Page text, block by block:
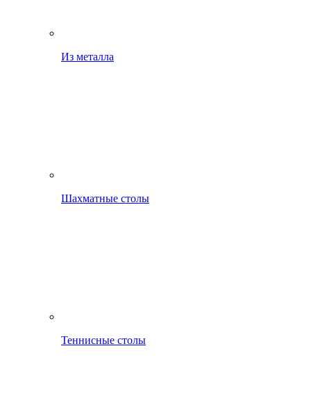
Из металла
Шахматные столы
Теннисные столы